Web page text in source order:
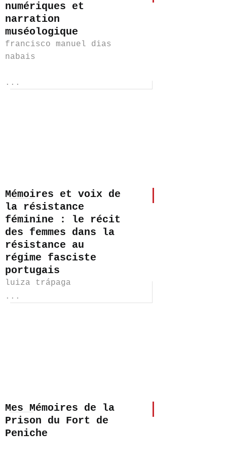
numériques et
narration
muséologique
francisco manuel dias
nabais
...
Mémoires et voix de
la résistance
féminine : le récit
des femmes dans la
résistance au
régime fasciste
portugais
luiza
trápaga
...
Mes Mémoires de la
Prison du Fort de
Peniche